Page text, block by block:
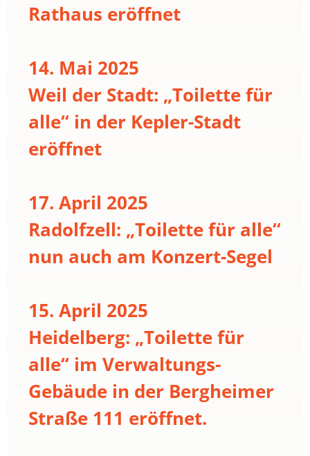
Rathaus eröffnet
14. Mai 2025
Weil der Stadt: „Toilette für
alle“ in der Kepler-Stadt
eröffnet
17. April 2025
Radolfzell: „Toilette für alle“
nun auch am Konzert-Segel
15. April 2025
Heidelberg: „Toilette für
alle“ im Verwaltungs-
Gebäude in der Bergheimer
Straße 111 eröffnet.